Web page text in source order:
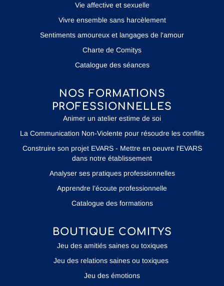
Vie affective et sexuelle
Vivre ensemble sans harcèlement
Sentiments amoureux et langages de l'amour
Charte de Comitys
Catalogue des séances
NOS FORMATIONS
PROFESSIONNELLES
Animer un atelier estime de soi
La Communication Non-Violente pour résoudre les conflits
Construire son projet EVARS - Mettre en oeuvre l'EVARS
dans notre établissement
Analyser ses pratiques professionnelles
Apprendre l’écoute professionnelle
Catalogue des formations
BOUTIQUE COMITYS
Jeu des amitiés saines ou toxiques
Jeu des relations saines ou toxiques
Jeu des émotions